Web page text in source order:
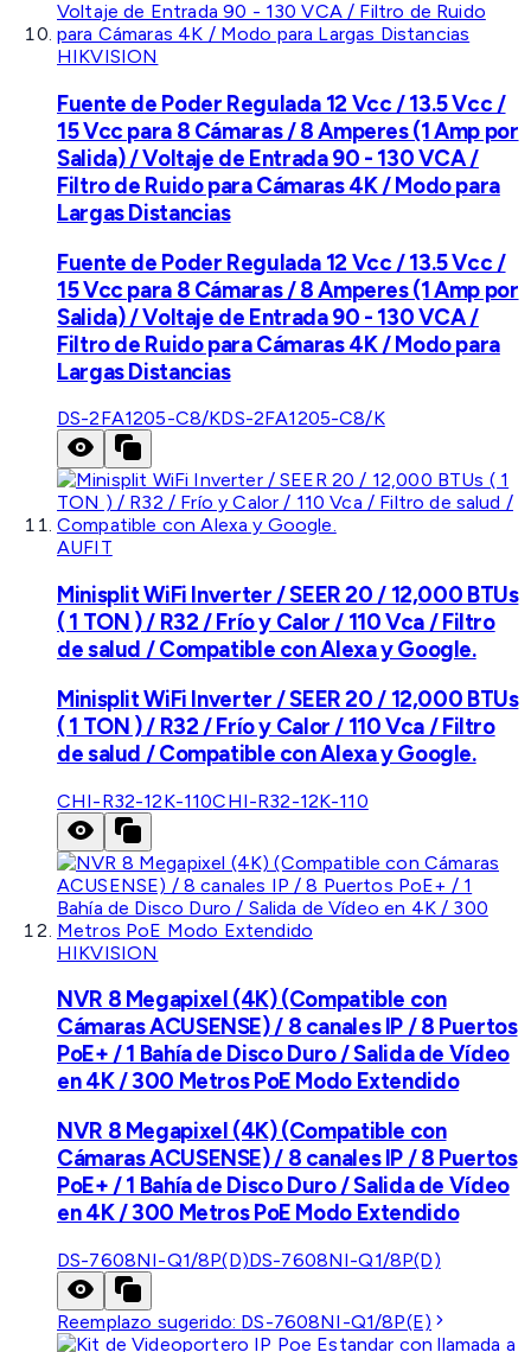
HIKVISION
Fuente de Poder Regulada 12 Vcc / 13.5 Vcc /
15 Vcc para 8 Cámaras / 8 Amperes (1 Amp por
Salida) / Voltaje de Entrada 90 - 130 VCA /
Filtro de Ruido para Cámaras 4K / Modo para
Largas Distancias
Fuente de Poder Regulada 12 Vcc / 13.5 Vcc /
15 Vcc para 8 Cámaras / 8 Amperes (1 Amp por
Salida) / Voltaje de Entrada 90 - 130 VCA /
Filtro de Ruido para Cámaras 4K / Modo para
Largas Distancias
DS-2FA1205-C8/KDS-2FA1205-C8/K
AUFIT
Minisplit WiFi Inverter / SEER 20 / 12,000 BTUs
( 1 TON ) / R32 / Frío y Calor / 110 Vca / Filtro
de salud / Compatible con Alexa y Google.
Minisplit WiFi Inverter / SEER 20 / 12,000 BTUs
( 1 TON ) / R32 / Frío y Calor / 110 Vca / Filtro
de salud / Compatible con Alexa y Google.
CHI-R32-12K-110CHI-R32-12K-110
HIKVISION
NVR 8 Megapixel (4K) (Compatible con
Cámaras ACUSENSE) / 8 canales IP / 8 Puertos
PoE+ / 1 Bahía de Disco Duro / Salida de Vídeo
en 4K / 300 Metros PoE Modo Extendido
NVR 8 Megapixel (4K) (Compatible con
Cámaras ACUSENSE) / 8 canales IP / 8 Puertos
PoE+ / 1 Bahía de Disco Duro / Salida de Vídeo
en 4K / 300 Metros PoE Modo Extendido
DS-7608NI-Q1/8P(D)DS-7608NI-Q1/8P(D)
Reemplazo sugerido: DS-7608NI-Q1/8P(E)